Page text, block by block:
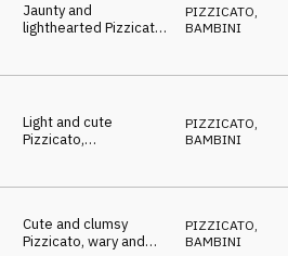
Jaunty and
lighthearted Pizzicato,
unexpected notes for
PIZZICATO,
BAMBINI
Light and cute
Pizzicato,
hesitating beginning
bit clumsy
PIZZICATO,
BAMBINI
Cute and clumsy
Pizzicato, wary and
PIZZICATO,
BAMBINI